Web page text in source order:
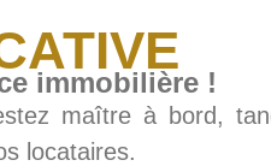
immobilière !
maître à bord,
locataires.